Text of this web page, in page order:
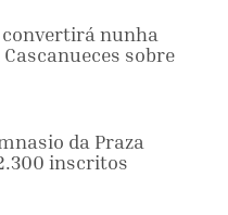
convertirá nunha
sobre
da Praza
inscritos